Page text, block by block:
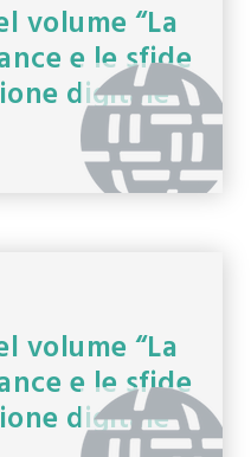
volume “La
e le sfide
digitale”.
volume “La
e le sfide
digitale”.